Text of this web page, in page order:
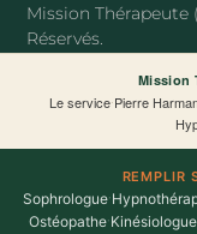
k
-
Mission Thérapeute
Réservés.
Mission
Le service·Pierre
REMPLIR
Sophrologue·
Ostéopathe·Kinésiologue